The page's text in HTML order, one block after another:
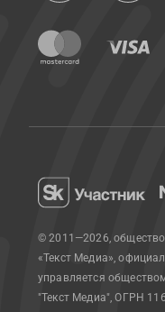
© 2011—2026,
«Текст Медиа»,
управляется
"Текст Медиа", ОГРН